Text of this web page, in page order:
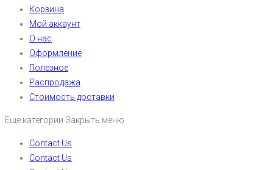
Корзина
Мой аккаунт
О нас
Оформление
Полезное
Распродажа
Стоимость доставки
Еще категории Закрыть меню
Contact Us
Contact Us